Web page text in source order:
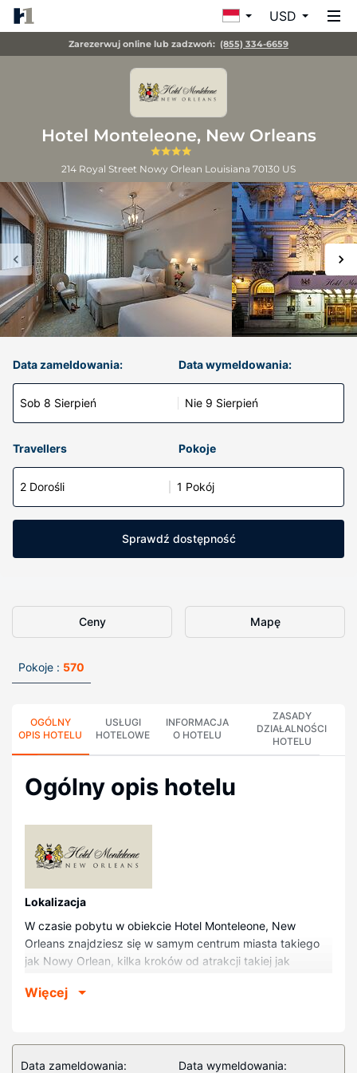
USD
Zarezerwuj online lub zadzwoń: (855) 334-6659
Hotel Monteleone, New Orleans
214 Royal Street Nowy Orlean Louisiana 70130 US
Data zameldowania:
Sob 8 Sierpień
Data wymeldowania:
Nie 9 Sierpień
Travellers Pokoje
2 Dorośli 1 Pokój
Sprawdź dostępność
Ceny Mapę
Pokoje : 570
OGÓLNY
OPIS HOTELU
USŁUGI
HOTELOWE
INFORMACJA
O HOTELU
ZASADY
DZIAŁALNOŚCI
HOTELU
Ogólny opis hotelu
Lokalizacja
W czasie pobytu w obiekcie Hotel Monteleone, New
Orleans znajdziesz się w samym centrum miasta takiego
jak Nowy Orlean, kilka kroków od atrakcji takiej jak
Jackson Square. Hotel (w stylu luksusowym) znajduje się 1
Więcej
Data zameldowania: Data wymeldowania: